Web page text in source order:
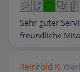
Sehr guter
freundliche
Reinhold K.